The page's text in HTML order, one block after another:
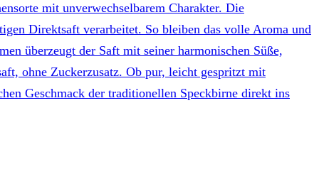
mit unverwechselbarem Charakter. Die
Direktsaft verarbeitet. So bleiben das volle Aroma und
überzeugt der Saft mit seiner harmonischen Süße,
ohne Zuckerzusatz. Ob pur, leicht gespritzt mit
Geschmack der traditionellen Speckbirne direkt ins